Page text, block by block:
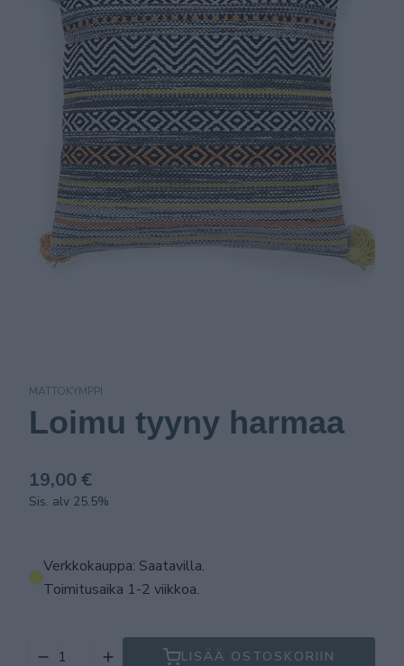
MATTOKYMPPI
Loimu tyyny harmaa
19,00 €
Sis. alv 25.5%
Verkkokauppa: Saatavilla.
Toimitusaika 1-2 viikkoa.
LISÄÄ OSTOSKORIIN